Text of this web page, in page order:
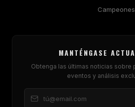
Campeones
MANTÉNGASE
Obtenga las últimas noticias sobre
eventos y análisis